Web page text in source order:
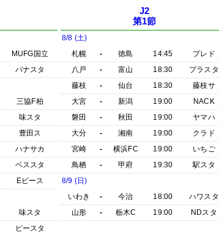
MUFG国立
パナスタ
三協F柏
味スタ
豊田ス
ハナサカ
ベススタ
Eピース
味スタ
ピースタ
J2
第1節
8/8 (土)
札幌
- 徳島 14:45
プレド
八戸
- 富山 18:30
プラスタ
藤枝
- 仙台 18:30
藤枝サ
大宮
- 新潟 19:00
NACK
磐田
- 秋田 19:00
ヤマハ
大分
- 湘南 19:00
クラド
宮崎
- 横浜FC 19:00
いちご
鳥栖
- 甲府 19:30
駅スタ
8/9 (日)
いわき
- 今治 18:00
ハワスタ
山形
- 栃木C 19:00 NDスタ